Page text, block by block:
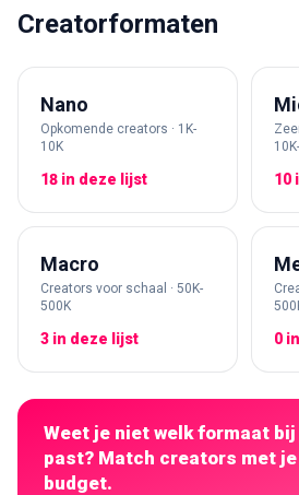
Creatorformaten
Nano
Opkomende creators · 1K-
10K
18 in deze lijst 10
Macro
Creators voor schaal · 50K-
500K
3 in deze lijst 0
Weet je niet welk formaat
past? Match creators met
budget.